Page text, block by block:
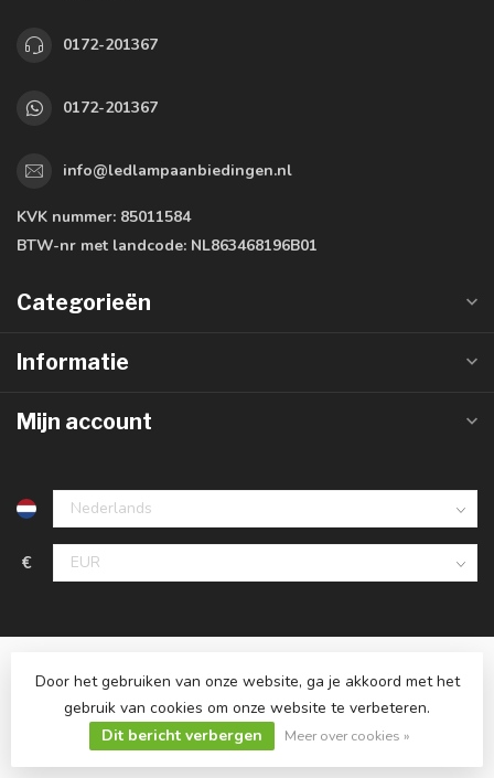
0172-201367
0172-201367
info@ledlampaanbiedingen.nl
KVK nummer: 85011584
BTW-nr met landcode: NL863468196B01
Categorieën
Informatie
Mijn account
€
© Copyright 2026 Ledlampaanbiedingen.nl
Door het gebruiken van onze website, ga je akkoord met het
gebruik van cookies om onze website te verbeteren.
Dit bericht verbergen
Meer over cookies »